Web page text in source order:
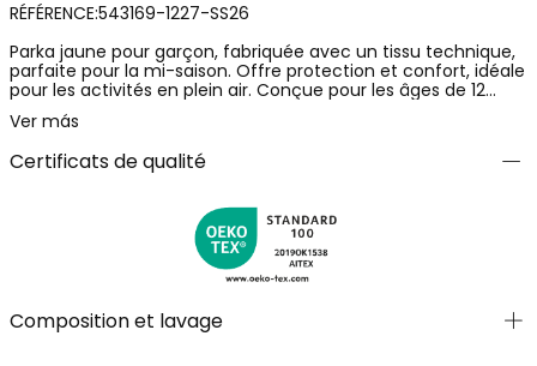
RÉFÉRENCE:543169-1227-SS26
Parka jaune pour garçon, fabriquée avec un tissu technique,
parfaite pour la mi-saison. Offre protection et confort, idéale
pour les activités en plein air. Conçue pour les âges de 12
mois à 10 ans, ce vêtement se distingue par sa capuche, sa
fermeture éclair et ses détails bleu marine. Un message sur
la fermeture éclair lui ajoute une touche aventureuse. Son
style polyvalent permet de l'assortir facilement au quotidien.
Ver más
Certificats de qualité
Composition et lavage